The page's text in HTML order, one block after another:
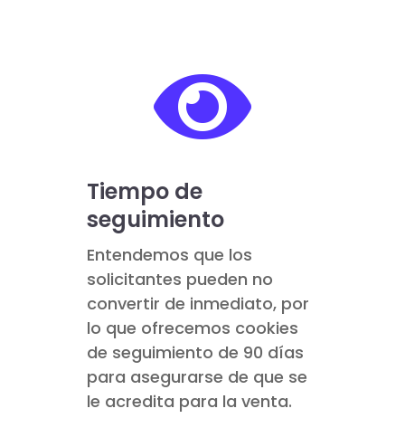

Tiempo de
seguimiento
Entendemos que los
solicitantes pueden no
convertir de inmediato, por
lo que ofrecemos cookies
de seguimiento de 90 días
para asegurarse de que se
le acredita para la venta.